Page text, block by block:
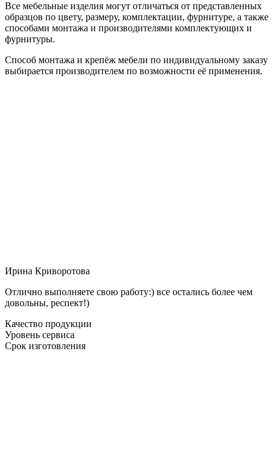
Все мебельные изделия могут отличаться от представленных
образцов по цвету, размеру, комплектации, фурнитуре, а также
способами монтажа и производителями комплектующих и
фурнитуры.
Способ монтажа и крепёж мебели по индивидуальному заказу
выбирается производителем по возможности её применения.
Ирина Криворотова
Отлично выполняете свою работу:) все остались более чем
довольны, респект!)
Качество продукции
Уровень сервиса
Срок изготовления